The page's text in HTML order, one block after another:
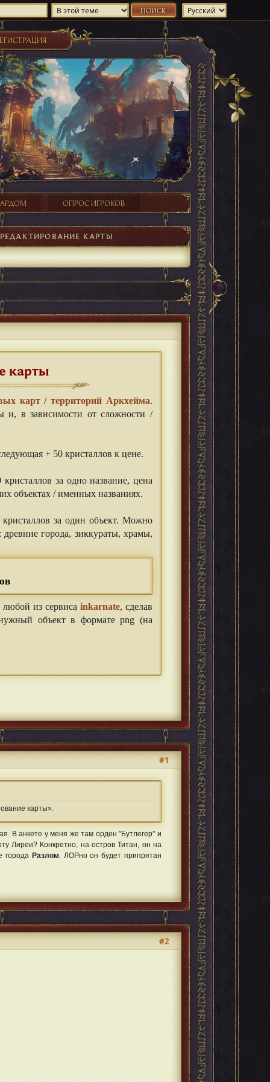
ОПРОС ИГРОКОВ
КАРТЫ
карты
карт / территорий Аркхейма.
и, в зависимости от сложности /
+ 50 кристаллов к цене.
за одно название, цена
объектах / именных названиях.
за один объект. Можно
города, зиккураты, храмы,
любой из сервисаinkarnate, сделав
объект в формате png (на
#1
карты».
В анкете у меня же там орден "Бутлегер" и
Лиреи? Конкретно, на остров Титан, он на
города Разлом. ЛОРно он будет припрятан
#2